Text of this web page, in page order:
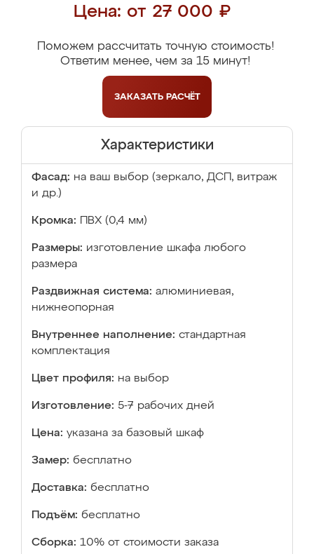
Цена: от 27 000 ₽
Поможем рассчитать точную стоимость!
Ответим менее, чем за 15 минут!
ЗАКАЗАТЬ РАСЧЁТ
Характеристики
Фасад: на ваш выбор (зеркало, ДСП, витраж
и др.)
Кромка: ПВХ (0,4 мм)
Размеры: изготовление шкафа любого
размера
Раздвижная система: алюминиевая,
нижнеопорная
Внутреннее наполнение: стандартная
комплектация
Цвет профиля: на выбор
Изготовление: 5-7 рабочих дней
Цена: указана за базовый шкаф
Замер: бесплатно
Доставка: бесплатно
Подъём: бесплатно
Сборка: 10% от стоимости заказа